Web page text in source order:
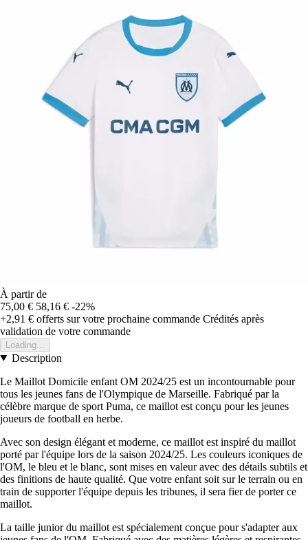
À partir de
75,00 € 58,16 € -22%
+2,91 € offerts sur votre prochaine commande Crédités après
validation de votre commande
Loading...
Description
Le Maillot Domicile enfant OM 2024/25 est un incontournable pour
tous les jeunes fans de l'Olympique de Marseille. Fabriqué par la
célèbre marque de sport Puma, ce maillot est conçu pour les jeunes
joueurs de football en herbe.
Avec son design élégant et moderne, ce maillot est inspiré du maillot
porté par l'équipe lors de la saison 2024/25. Les couleurs iconiques de
l'OM, le bleu et le blanc, sont mises en valeur avec des détails subtils et
des finitions de haute qualité. Que votre enfant soit sur le terrain ou en
train de supporter l'équipe depuis les tribunes, il sera fier de porter ce
maillot.
La taille junior du maillot est spécialement conçue pour s'adapter aux